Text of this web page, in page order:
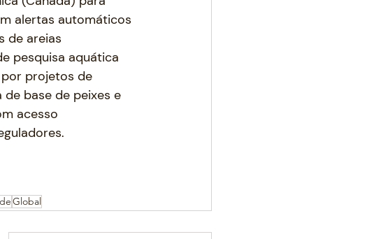
alertas automáticos
de areias
pesquisa aquática
projetos de
base de peixes e
acesso
Global